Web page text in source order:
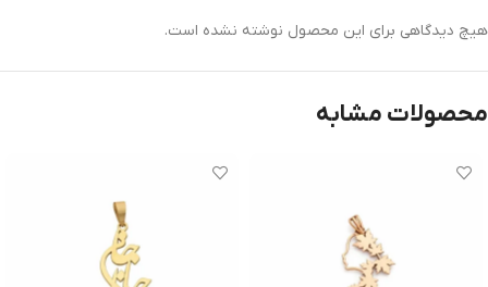
هیچ دیدگاهی برای این محصول نوشته نشده است.
محصولات مشابه